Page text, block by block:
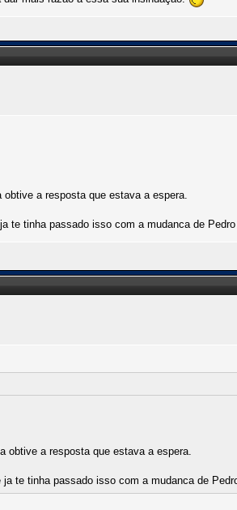
a resposta que estava a espera.
te tinha passado isso com a mudanca de Pedro
obtive a resposta que estava a espera.
te tinha passado isso com a mudanca de